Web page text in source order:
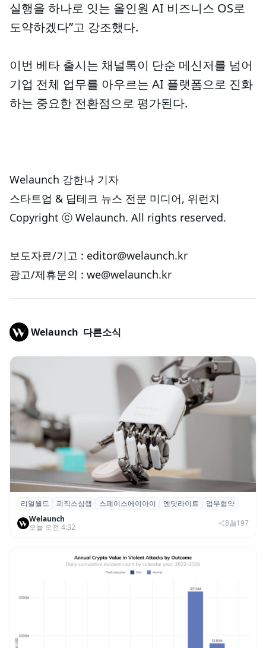
실행을 하나로 잇는 올인원 AI 비즈니스 OS로
도약하겠다”고 강조했다.
이번 베타 출시는 채널톡이 단순 메신저를 넘어
기업 전체 업무를 아우르는 AI 플랫폼으로 진화
하는 중요한 전환점으로 평가된다.
Welaunch 강한나 기자
스타트업 & 딥테크 뉴스 전문 미디어, 위런치
Copyright ⓒ Welaunch. All rights reserved.
보도자료/기고 : editor@welaunch.kr
광고/제휴문의 : we@welaunch.kr
Welaunch 다른소식
리얼월드, 로봇테크 스타트업 3곳과 손잡고
휴머노이드 표준 만든다
리얼월드 피직스심랩 스페이스에이아이 엔닷라이트
업무협약
Welaunch
오늘 오전 4:32
8 197